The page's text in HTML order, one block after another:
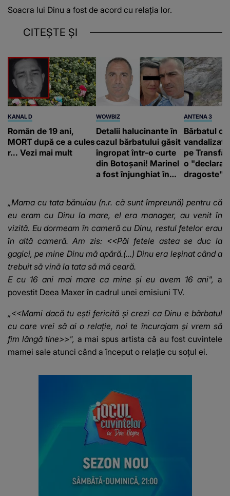
Soacra lui Dinu a fost de acord cu relația lor.
CITEȘTE ȘI
KANAL D
Român de 19 ani,
MORT după ce a cules
r... Vezi mai mult
WOWBIZ
Detalii halucinante în
cazul bărbatului găsit
îngropat într-o curte
din Botoșani! Marinel
a fost înjunghiat în
suspecți
ANTENA 3
Bărbatul
vandalizat
pe
o
dragoste"
„Mama cu tata bănuiau (n.r. că sunt împreună) pentru că
eu eram cu Dinu la mare, el era manager, au venit în
vizită. Eu dormeam în cameră cu Dinu, restul fetelor erau
în altă cameră. Am zis: <<Păi fetele astea se duc la
gagici, pe mine Dinu mă apără.(...) Dinu era leşinat când a
trebuit să vină la tata să mă ceară.
E cu 16 ani mai mare ca mine şi eu avem 16 ani", a
povestit Deea Maxer în cadrul unei emisiuni TV.
„<<Mami dacă tu eşti fericită şi crezi ca Dinu e bărbatul
cu care vrei să ai o relaţie, noi te încurajam şi vrem să
fim lângă tine>>", a mai spus artista că au fost cuvintele
mamei sale atunci când a început o relaţie cu soţul ei.